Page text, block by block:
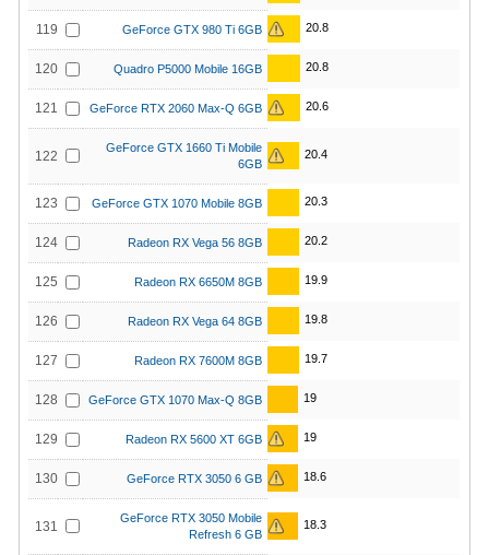
119 GeForce GTX 980 Ti 6GB 20.8
120 Quadro P5000 Mobile 16GB 20.8
121 GeForce RTX 2060 Max-Q 6GB 20.6
122
GeForce GTX 1660 Ti Mobile
6GB
20.4
123 GeForce GTX 1070 Mobile 8GB 20.3
124 Radeon RX Vega 56 8GB 20.2
125 Radeon RX 6650M 8GB 19.9
126 Radeon RX Vega 64 8GB 19.8
127 Radeon RX 7600M 8GB 19.7
128 GeForce GTX 1070 Max-Q 8GB 19
129 Radeon RX 5600 XT 6GB 19
130 GeForce RTX 3050 6 GB 18.6
131
GeForce RTX 3050 Mobile
Refresh 6 GB
18.3